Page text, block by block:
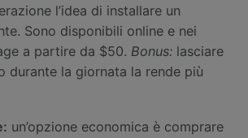
l’idea di installare un
Sono disponibili online e nei
a partire da $50. Bonus: lasciare
durante la giornata la rende più
un’opzione economica è comprare